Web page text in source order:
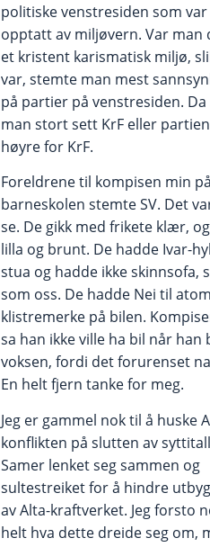
politiske venstresiden som var
opptatt av miljøvern. Var man
et kristent karismatisk miljø,
var, stemte man mest
på partier på venstresiden.
man stort sett KrF eller
høyre for KrF.
Foreldrene til kompisen min på
barneskolen stemte SV. Det
se. De gikk med frikete klær,
lilla og brunt. De hadde Ivar-
stua og hadde ikke skinnsofa,
som oss. De hadde Nei til
klistremerke på bilen.
sa han ikke ville ha bil når han
voksen, fordi det forurenset
En helt fjern tanke for meg.
Jeg er gammel nok til å huske
konflikten på slutten av
Samer lenket seg sammen og
sultestreiket for å hindre
av Alta-kraftverket. Jeg forsto
helt hva dette dreide seg om,